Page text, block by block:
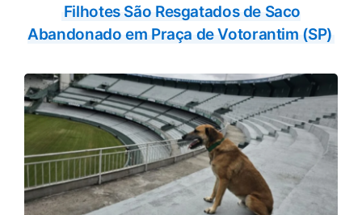
Filhotes São Resgatados de Saco
Abandonado em Praça de Votorantim (SP)